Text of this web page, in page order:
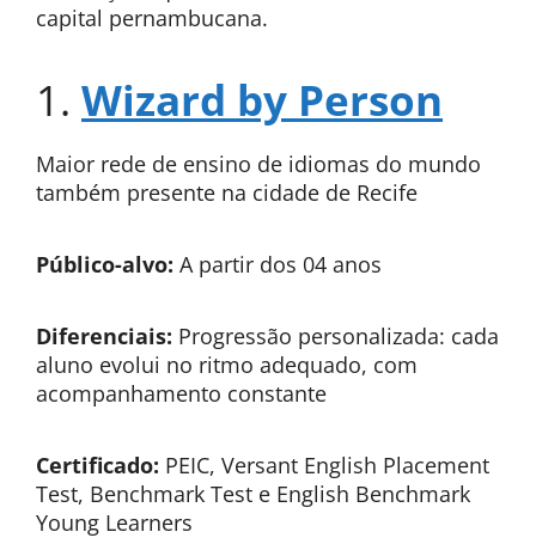
capital pernambucana.
1. Wizard by Person
Maior rede de ensino de idiomas do mundo
também presente na cidade de Recife
Público-alvo: A partir dos 04 anos
Diferenciais: Progressão personalizada: cada
aluno evolui no ritmo adequado, com
acompanhamento constante
Certificado: PEIC, Versant English Placement
Test, Benchmark Test e English Benchmark
Young Learners